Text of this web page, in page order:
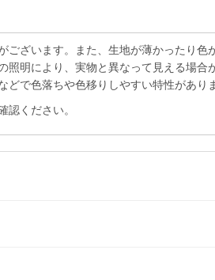
ざいます。また、生地が薄かったり色
照明により、実物と異なって見える場合
どで色落ちや色移りしやすい特性があり
認ください。